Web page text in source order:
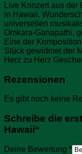
Live Konzert aus
in Hawaii.
universellen
Omkara-Ganapathi,
Eine der
Stück gewidmet der
Herz zu Herz
Rezensionen
Es gibt noch keine
Schreibe die
Hawaii“
Deine Bewertung *